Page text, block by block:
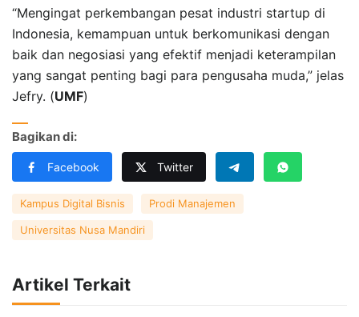
“Mengingat perkembangan pesat industri startup di
Indonesia, kemampuan untuk berkomunikasi dengan
baik dan negosiasi yang efektif menjadi keterampilan
yang sangat penting bagi para pengusaha muda,” jelas
Jefry. (UMF)
Bagikan di:
Facebook Twitter
Kampus Digital Bisnis Prodi Manajemen
Universitas Nusa Mandiri
Artikel Terkait